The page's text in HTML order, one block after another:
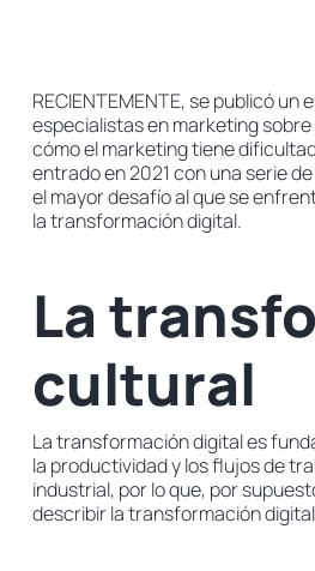
RECIENTEMENTE, se publicó un
especialistas en marketing
cómo el marketing tiene
entrado en 2021 con una serie
el mayor desafío al que se
la transformación digital.
La
cultural
La transformación digital es
la productividad y los flujos de
industrial, por lo que, por
describir la transformación